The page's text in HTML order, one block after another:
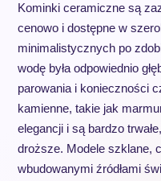
Kominki ceramiczne są
cenowo i dostępne w
minimalistycznych po
wodę była odpowiednio
parowania i konieczności
kamienne, takie jak
elegancji i są bardzo
droższe. Modele szklane,
wbudowanymi źródłami